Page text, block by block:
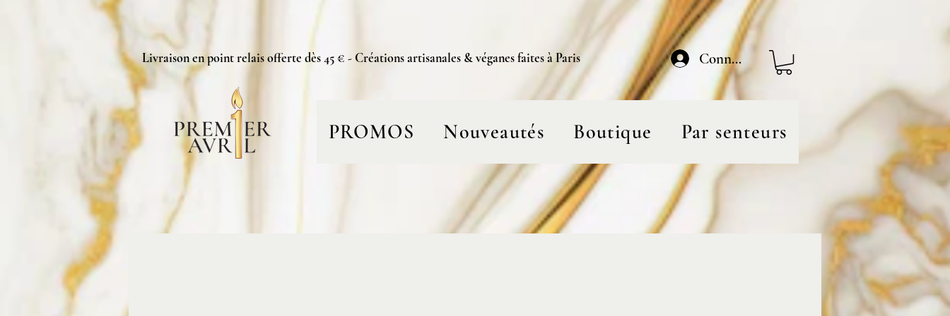
Livraison en point relais offerte dès 45 € - Créations artisanales & véganes faites à Paris
PROMOS Nouveautés Boutique Par senteurs
Connexion